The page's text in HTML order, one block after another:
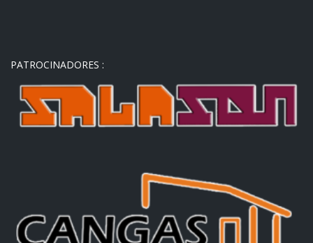
PATROCINADORES :